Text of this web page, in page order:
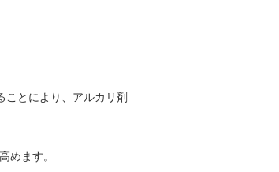
とにより、アルカリ剤
めます。